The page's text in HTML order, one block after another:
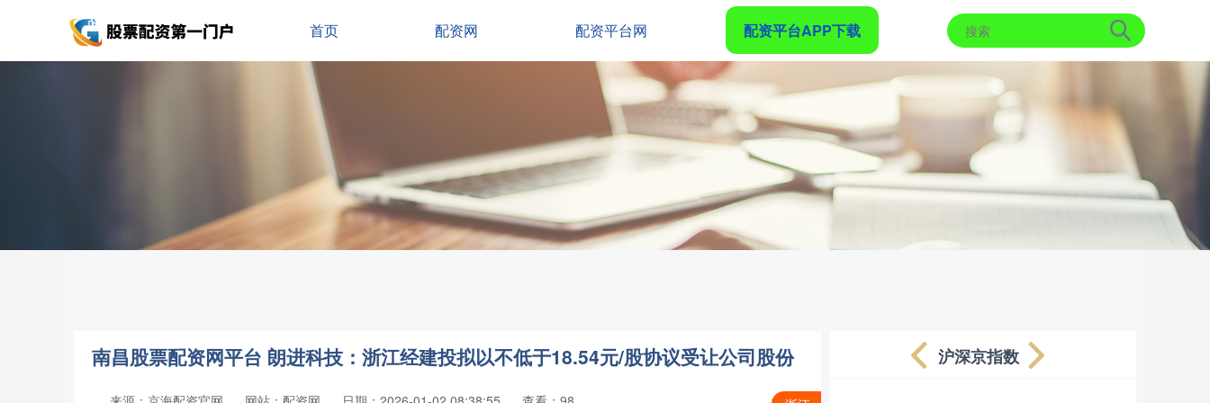
首页 配资网 配资平台网 配资平台APP下载
南昌股票配资网平台 朗进科技：浙江经建投拟以不低于18.54元/股协议受让公司股份 沪深京指数